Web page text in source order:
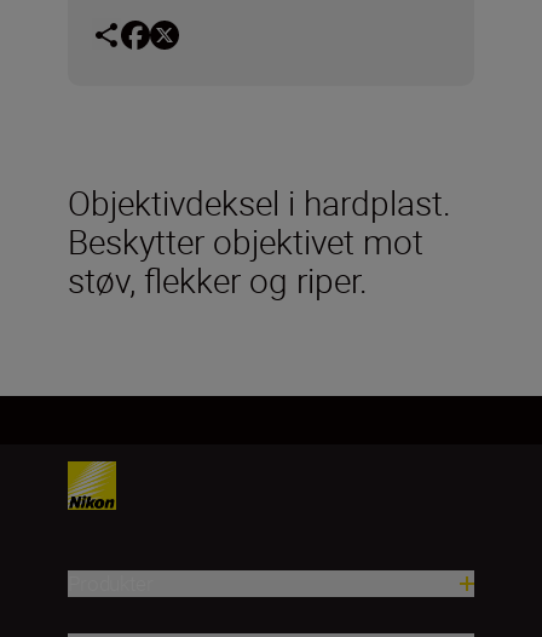
Objektivdeksel i hardplast.
Beskytter objektivet mot
støv, flekker og riper.